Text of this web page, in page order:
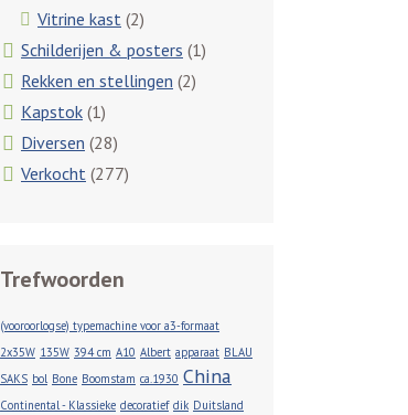
Vitrine kast (2)
Schilderijen & posters (1)
Rekken en stellingen (2)
Kapstok (1)
Diversen (28)
Verkocht (277)
Trefwoorden
(vooroorlogse) typemachine voor a3-formaat
2x35W 135W 394 cm A10 Albert apparaat BLAU
SAKS bol Bone Boomstam ca.1930 China
Continental - Klassieke decoratief dik Duitsland